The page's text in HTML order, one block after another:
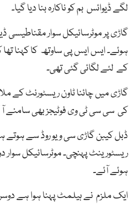
لگے ڈیوائس بم کو ناکارہ بنا دیا گیا۔
گاڑی پر موٹرسائیکل سوار مقناطیسی
ہوئے۔ ایس ایس پی ساوتھ کا کہنا
کے لئے لگائی گئی تھی۔
گاڑی میں چائنا ٹاون ریسٹورنٹ کے
کی سی سی ٹی وی فوٹیجز بھی سامنے آ
ڈبل کیبن گاڑی سی ویو روڈ سے ہوتے
ریسٹورینٹ پہنچی۔ موٹرسائیکل سوار
ہوئے آئے۔
ایک ملزم نے ہیلمٹ پہنا ہوا ہے